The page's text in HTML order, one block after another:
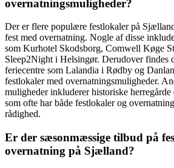
overnatningsmuligheder?
Der er flere populære festlokaler på
fest med overnatning. Nogle af disse
som Kurhotel Skodsborg, Comwell Køge
Sleep2Night i Helsingør. Derudover findes
feriecentre som Lalandia i Rødby og
festlokaler med overnatningsmuligheder.
muligheder inkluderer historiske
som ofte har både festlokaler og
rådighed.
Er der sæsonmæssige tilbud på
overnatning på Sjælland?